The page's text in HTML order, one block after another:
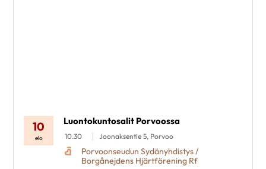
10
elo
Luontokuntosalit Porvoossa
10.30 Joonaksentie 5, Porvoo
Porvoonseudun Sydänyhdistys /
Borgånejdens Hjärtförening Rf